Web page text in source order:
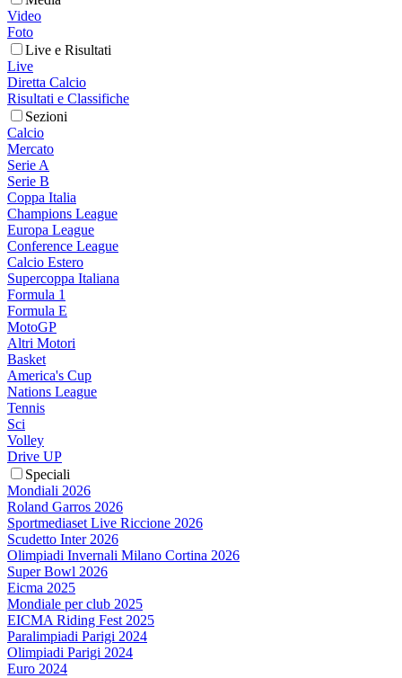
Video
Foto
Live e Risultati
Live
Diretta Calcio
Risultati e Classifiche
Sezioni
Calcio
Mercato
Serie A
Serie B
Coppa Italia
Champions League
Europa League
Conference League
Calcio Estero
Supercoppa Italiana
Formula 1
Formula E
MotoGP
Altri Motori
Basket
America's Cup
Nations League
Tennis
Sci
Volley
Drive UP
Speciali
Mondiali 2026
Roland Garros 2026
Sportmediaset Live Riccione 2026
Scudetto Inter 2026
Olimpiadi Invernali Milano Cortina 2026
Super Bowl 2026
Eicma 2025
Mondiale per club 2025
EICMA Riding Fest 2025
Paralimpiadi Parigi 2024
Olimpiadi Parigi 2024
Euro 2024